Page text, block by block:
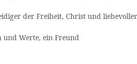
der Freiheit, Christ und
und Werte, ein Freund